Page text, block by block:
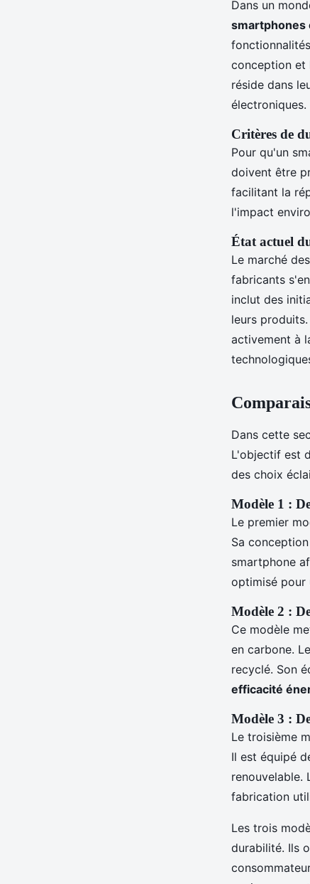
Dans un
smartphones
conception et
réside dans
électroniques.
Critères de
Pour qu'un
doivent être
facilitant la
l'impact
État actuel
Le marché
fabricants
inclut des
leurs
activement à
Dans cette
L'objectif est
des choix
Modèle 1 :
Le premier
Sa
smartphone
optimisé pour
Modèle 2 :
Ce modèle
en carbone.
recyclé. Son
efficacité
Modèle 3 :
Le troisième
Il est équipé
renouvelable.
fabrication
Les trois
durabilité. Ils